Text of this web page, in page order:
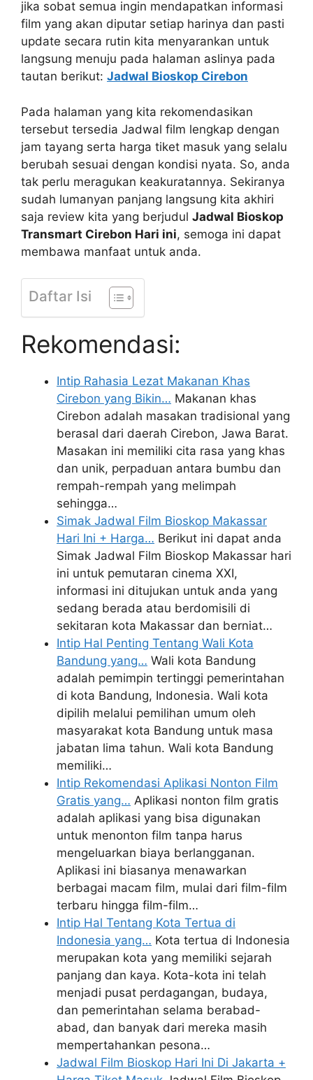
jika sobat semua ingin mendapatkan informasi
film yang akan diputar setiap harinya dan pasti
update secara rutin kita menyarankan untuk
langsung menuju pada halaman aslinya pada
tautan berikut: Jadwal Bioskop Cirebon
Pada halaman yang kita rekomendasikan
tersebut tersedia Jadwal film lengkap dengan
jam tayang serta harga tiket masuk yang selalu
berubah sesuai dengan kondisi nyata. So, anda
tak perlu meragukan keakuratannya. Sekiranya
sudah lumanyan panjang langsung kita akhiri
saja review kita yang berjudul Jadwal Bioskop
Transmart Cirebon Hari ini, semoga ini dapat
membawa manfaat untuk anda.
Daftar Isi
Rekomendasi:
Intip Rahasia Lezat Makanan Khas
Cirebon yang Bikin… Makanan khas
Cirebon adalah masakan tradisional yang
berasal dari daerah Cirebon, Jawa Barat.
Masakan ini memiliki cita rasa yang khas
dan unik, perpaduan antara bumbu dan
rempah-rempah yang melimpah
sehingga…
Simak Jadwal Film Bioskop Makassar
Hari Ini + Harga… Berikut ini dapat anda
Simak Jadwal Film Bioskop Makassar hari
ini untuk pemutaran cinema XXI,
informasi ini ditujukan untuk anda yang
sedang berada atau berdomisili di
sekitaran kota Makassar dan berniat…
Intip Hal Penting Tentang Wali Kota
Bandung yang… Wali kota Bandung
adalah pemimpin tertinggi pemerintahan
di kota Bandung, Indonesia. Wali kota
dipilih melalui pemilihan umum oleh
masyarakat kota Bandung untuk masa
jabatan lima tahun. Wali kota Bandung
memiliki…
Intip Rekomendasi Aplikasi Nonton Film
Gratis yang… Aplikasi nonton film gratis
adalah aplikasi yang bisa digunakan
untuk menonton film tanpa harus
mengeluarkan biaya berlangganan.
Aplikasi ini biasanya menawarkan
berbagai macam film, mulai dari film-film
terbaru hingga film-film…
Intip Hal Tentang Kota Tertua di
Indonesia yang… Kota tertua di Indonesia
merupakan kota yang memiliki sejarah
panjang dan kaya. Kota-kota ini telah
menjadi pusat perdagangan, budaya,
dan pemerintahan selama berabad-
abad, dan banyak dari mereka masih
mempertahankan pesona…
Jadwal Film Bioskop Hari Ini Di Jakarta +